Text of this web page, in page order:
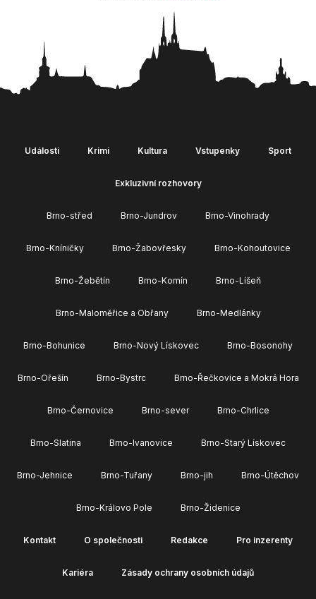
Události Krimi Kultura Vstupenky Sport
Exkluzivní rozhovory
Brno-střed Brno-Jundrov Brno-Vinohrady
Brno-Kníničky Brno-Žabovřesky Brno-Kohoutovice
Brno-Žebětín Brno-Komín Brno-Líšeň
Brno-Maloměřice a Obřany Brno-Medlánky
Brno-Bohunice Brno-Nový Lískovec Brno-Bosonohy
Brno-Ořešín Brno-Bystrc Brno-Řečkovice a Mokrá Hora
Brno-Černovice Brno-sever Brno-Chrlice
Brno-Slatina Brno-Ivanovice Brno-Starý Lískovec
Brno-Jehnice Brno-Tuřany Brno-jih Brno-Útěchov
Brno-Královo Pole Brno-Židenice
Kontakt O společnosti Redakce Pro inzerenty
Kariéra Zásady ochrany osobních údajů